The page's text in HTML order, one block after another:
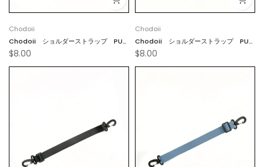
Chodoii
Chodoii ショルダーストラップ PUグ
リーン
$8.00
Chodoii
Chodoii ショルダーストラップ PUブ
ラウン
$8.00